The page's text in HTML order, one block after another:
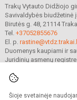
Šioje svetainėje
Trakų Vytauto Didžiojo
Savivaldybės biudžetinė
Birutės g. 48, 21114
Tel. +37052855676
El. p.
Duomenys kaupiami ir
Juridinių asmenų registre